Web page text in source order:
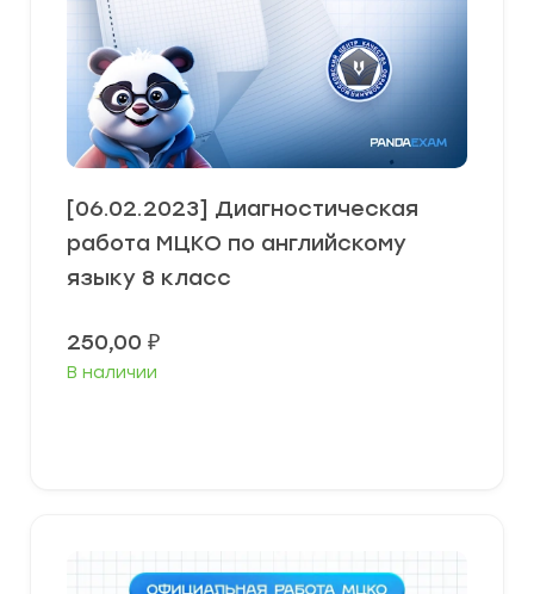
[06.02.2023] Диагностическая
работа МЦКО по английскому
языку 8 класс
250,00 ₽
В наличии